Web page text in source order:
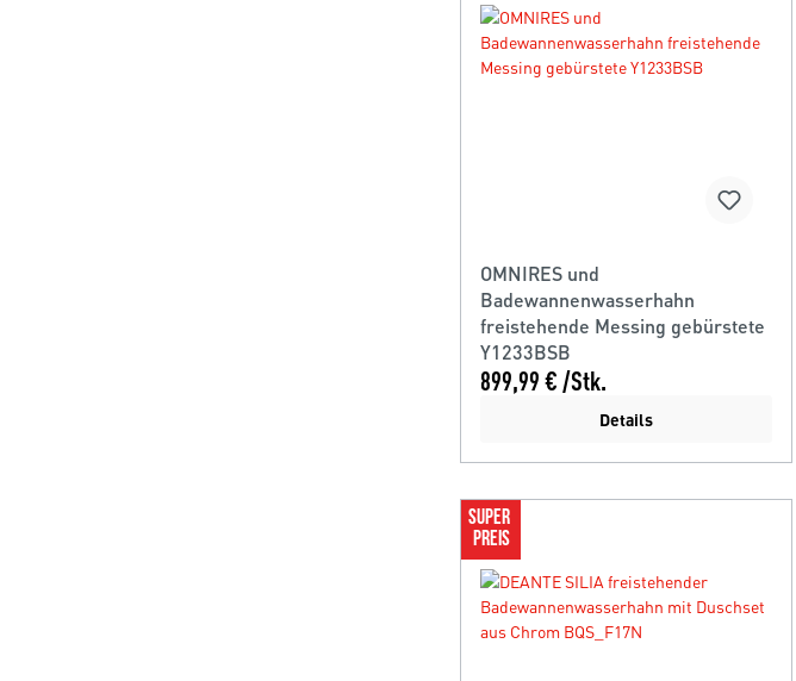
OMNIRES und
Badewannenwasserhahn
freistehende Messing gebürstete
Y1233BSB
899,99 € /Stk.
Details
SUPER
PREIS